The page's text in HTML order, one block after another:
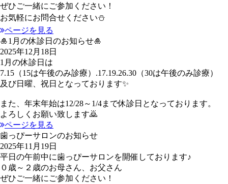
ぜひご一緒にご参加ください！
お気軽にお問合せください⛄
ページを見る
🎍1月の休診日のお知らせ🎍
2025年12月18日
1月の休診日は
7.15（15は午後のみ診療）.17.19.26.30（30は午後のみ診療）
及び日曜、祝日となっております✨
また、年末年始は12/28～1/4まで休診日となっております。
よろしくお願い致します🙇
ページを見る
歯っぴーサロンのお知らせ
2025年11月19日
平日の午前中に歯っぴーサロンを開催しております♪
０歳～２歳のお母さん、お父さん
ぜひご一緒にご参加ください！